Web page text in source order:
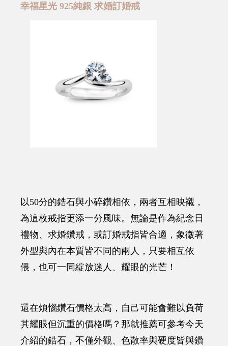
幸福星光 925純銀 求婚訂婚戒
以50分的鋯石與小碎鑽相依，兩者互相映襯，
為這枚戒指更添一分風味。無論是作為紀念日
禮物、求婚鑽戒，或訂婚戒指皆合適，象徵著
外型與內在本質皆不同的兩人，只要相互依
偎，也可一同綻放迷人、耀眼的光芒！
還在煩惱鑽石價格太高，自己可能會難以負荷
其耀眼但沉重的價格嗎？那就推薦可參考今天
介紹的鋯石，不僅外觀、色散率與硬度皆與鑽